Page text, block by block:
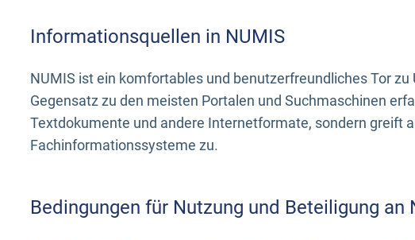
Informationsquellen in NUMIS
NUMIS ist ein komfortables und benutzerfreundliches Tor
Gegensatz zu den meisten Portalen und Suchmaschinen
Textdokumente und andere Internetformate, sondern greift
Fachinformationssysteme zu.
Bedingungen für Nutzung und Beteiligung an